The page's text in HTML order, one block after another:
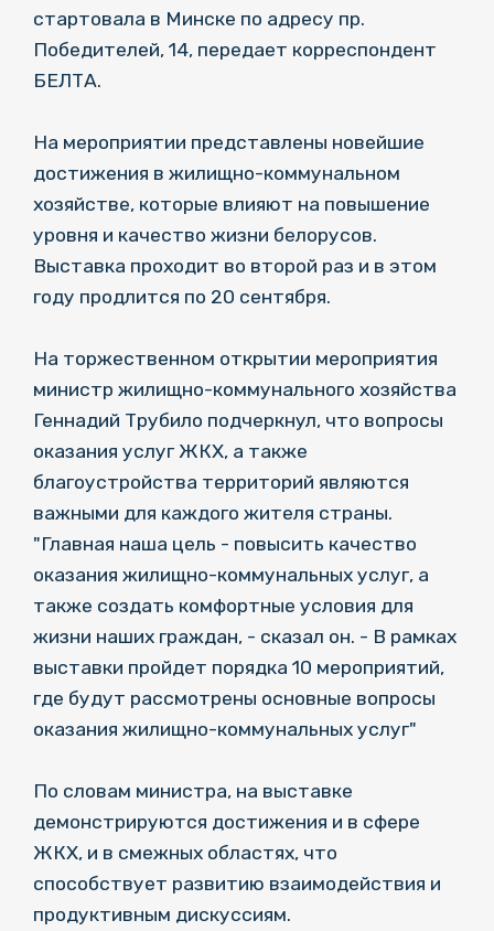
стартовала в Минске по адресу пр.
Победителей, 14, передает корреспондент
БЕЛТА.
На мероприятии представлены новейшие
достижения в жилищно-коммунальном
хозяйстве, которые влияют на повышение
уровня и качество жизни белорусов.
Выставка проходит во второй раз и в этом
году продлится по 20 сентября.
На торжественном открытии мероприятия
министр жилищно-коммунального хозяйства
Геннадий Трубило подчеркнул, что вопросы
оказания услуг ЖКХ, а также
благоустройства территорий являются
важными для каждого жителя страны.
"Главная наша цель - повысить качество
оказания жилищно-коммунальных услуг, а
также создать комфортные условия для
жизни наших граждан, - сказал он. - В рамках
выставки пройдет порядка 10 мероприятий,
где будут рассмотрены основные вопросы
оказания жилищно-коммунальных услуг"
По словам министра, на выставке
демонстрируются достижения и в сфере
ЖКХ, и в смежных областях, что
способствует развитию взаимодействия и
продуктивным дискуссиям.